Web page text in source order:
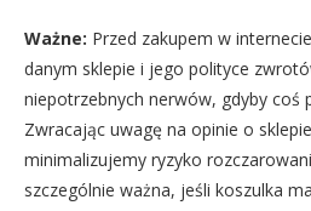
Ważne: Przed zakupem w
danym sklepie i jego polityce
niepotrzebnych nerwów, gdyby coś
Zwracając uwagę na opinie o
minimalizujemy ryzyko
szczególnie ważna, jeśli koszulka